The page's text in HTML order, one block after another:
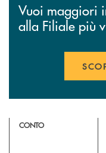
Vuoi maggiori
alla Filiale più
CONTO